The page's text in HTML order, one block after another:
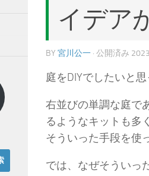
イデア
BY 宮川公一 · 公開済み
庭をDIYでしたいと
右並びの単調な庭で
るようなキットも多
そういった手段を使
では、なぜそういっ